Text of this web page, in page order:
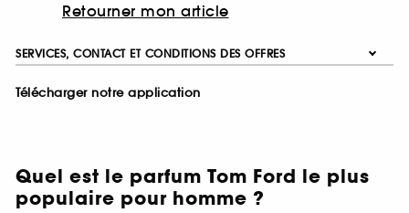
Retourner mon article
SERVICES, CONTACT ET CONDITIONS DES OFFRES
Télécharger notre application
Quel est le parfum Tom Ford le plus
populaire pour homme ?